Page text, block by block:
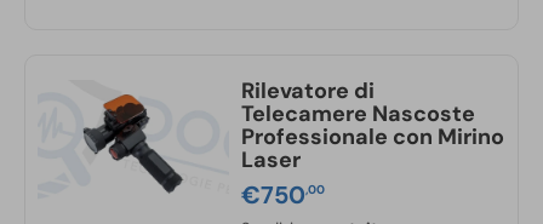
Rilevatore di
Telecamere Nascoste
Professionale con Mirino
Laser
€750,00